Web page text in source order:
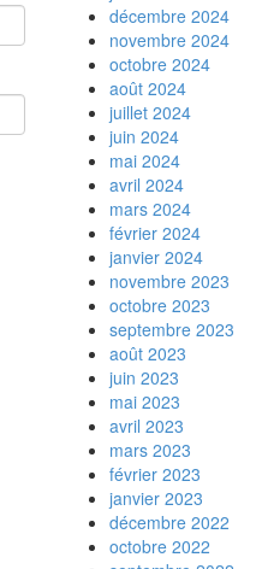
décembre 2024
novembre 2024
octobre 2024
août 2024
juillet 2024
juin 2024
mai 2024
avril 2024
mars 2024
février 2024
janvier 2024
novembre 2023
octobre 2023
septembre 2023
août 2023
juin 2023
mai 2023
avril 2023
mars 2023
février 2023
janvier 2023
décembre 2022
octobre 2022